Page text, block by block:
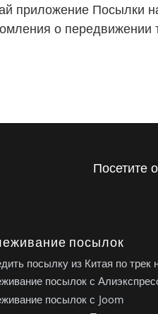
приложение Посылки
о передвижении
Посетите
посылок
посылку из Китая по трек
посылок с
посылок с Joom